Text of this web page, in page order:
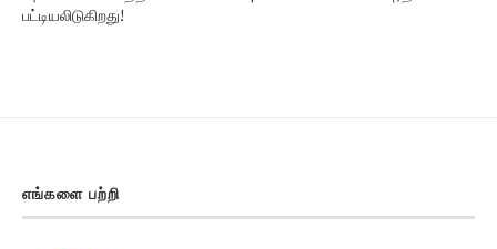
பட்டியலிடுகிறது!
எங்களை பற்றி